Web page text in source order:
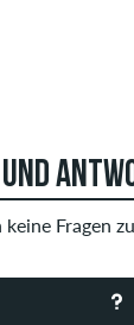
Fragen